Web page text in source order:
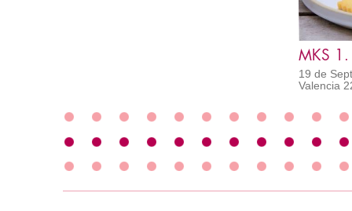
MKS 1.
19 de
Valencia